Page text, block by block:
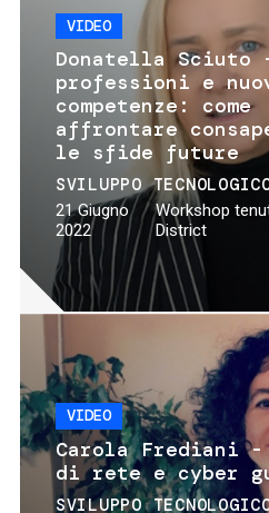
VIDEO
Donatella Sciuto
professioni e
competenze: come
affrontare
le sfide future
SVILUPPO
21 Giugno
2022
Workshop
District
VIDEO
Carola Frediani -
di rete e cyber
SVILUPPO